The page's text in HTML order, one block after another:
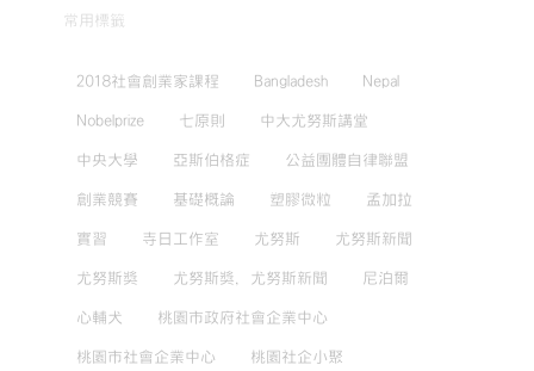
常用標籤
2018社會創業家課程 Bangladesh Nepal
Nobelprize 七原則 中大尤努斯講堂
中央大學 亞斯伯格症 公益團體自律聯盟
創業競賽 基礎概論 塑膠微粒 孟加拉
實習 寺日工作室 尤努斯 尤努斯新聞
尤努斯獎 尤努斯獎，尤努斯新聞 尼泊爾
心輔犬 桃園市政府社會企業中心
桃園市社會企業中心 桃園社企小聚